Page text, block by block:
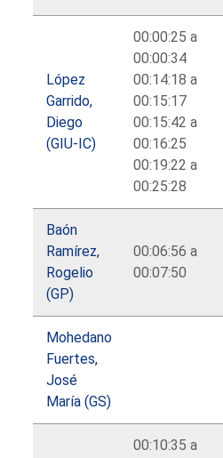
López
Garrido,
Diego
(GIU-IC)
00:00:25 a
00:00:34
00:14:18 a
00:15:17
00:15:42 a
00:16:25
00:19:22 a
00:25:28
Baón
Ramírez,
Rogelio
(GP)
00:06:56 a
00:07:50
Mohedano
Fuertes,
José
María (GS)
00:10:35 a